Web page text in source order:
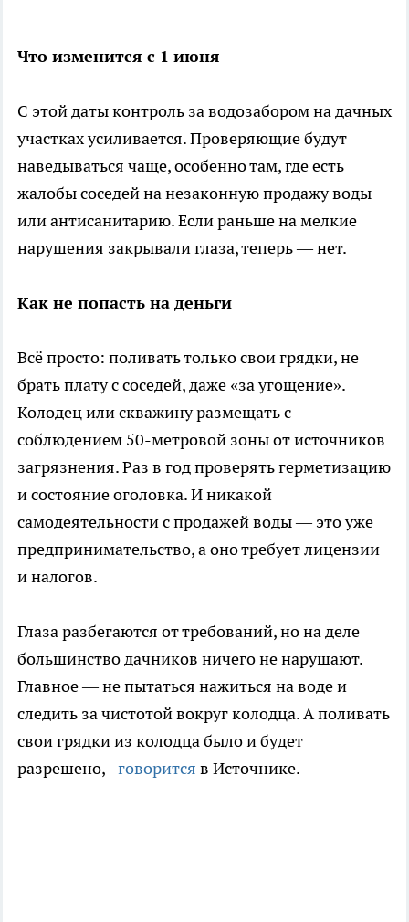
Что изменится с 1 июня
С этой даты контроль за водозабором на дачных
участках усиливается. Проверяющие будут
наведываться чаще, особенно там, где есть
жалобы соседей на незаконную продажу воды
или антисанитарию. Если раньше на мелкие
нарушения закрывали глаза, теперь — нет.
Как не попасть на деньги
Всё просто: поливать только свои грядки, не
брать плату с соседей, даже «за угощение».
Колодец или скважину размещать с
соблюдением 50-метровой зоны от источников
загрязнения. Раз в год проверять герметизацию
и состояние оголовка. И никакой
самодеятельности с продажей воды — это уже
предпринимательство, а оно требует лицензии
и налогов.
Глаза разбегаются от требований, но на деле
большинство дачников ничего не нарушают.
Главное — не пытаться нажиться на воде и
следить за чистотой вокруг колодца. А поливать
свои грядки из колодца было и будет
разрешено, -говорится в Источнике.